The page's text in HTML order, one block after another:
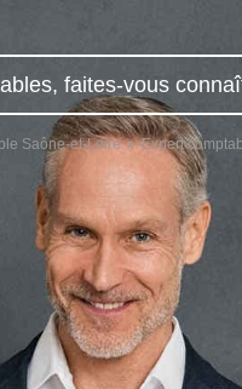
faites-vous
Saône-et-Loire Expert